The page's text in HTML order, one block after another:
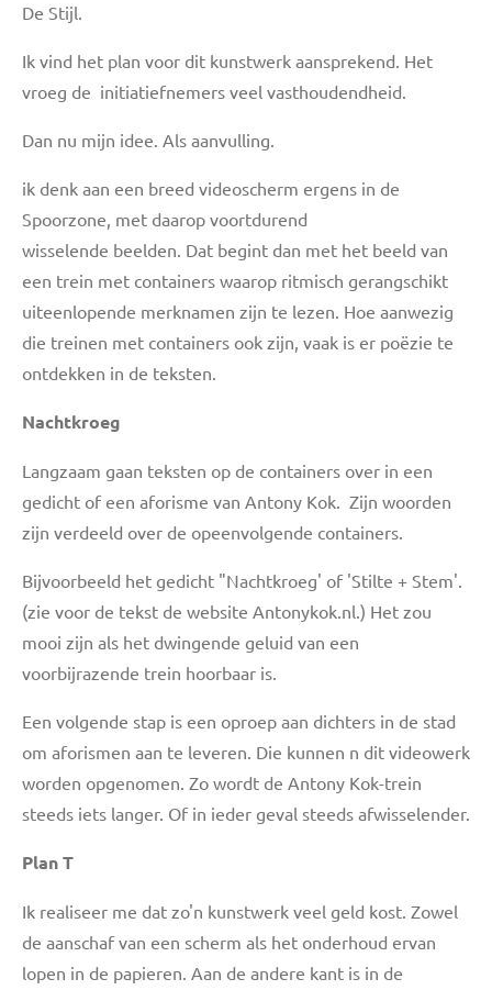
De Stijl.
Ik vind het plan voor dit kunstwerk aansprekend. Het
vroeg de initiatiefnemers veel vasthoudendheid.
Dan nu mijn idee. Als aanvulling.
ik denk aan een breed videoscherm ergens in de
Spoorzone, met daarop voortdurend
wisselende beelden. Dat begint dan met het beeld van
een trein met containers waarop ritmisch gerangschikt
uiteenlopende merknamen zijn te lezen. Hoe aanwezig
die treinen met containers ook zijn, vaak is er poëzie te
ontdekken in de teksten.
Nachtkroeg
Langzaam gaan teksten op de containers over in een
gedicht of een aforisme van Antony Kok. Zijn woorden
zijn verdeeld over de opeenvolgende containers.
Bijvoorbeeld het gedicht "Nachtkroeg' of 'Stilte + Stem'.
(zie voor de tekst de website Antonykok.nl.) Het zou
mooi zijn als het dwingende geluid van een
voorbijrazende trein hoorbaar is.
Een volgende stap is een oproep aan dichters in de stad
om aforismen aan te leveren. Die kunnen n dit videowerk
worden opgenomen. Zo wordt de Antony Kok-trein
steeds iets langer. Of in ieder geval steeds afwisselender.
Plan T
Ik realiseer me dat zo'n kunstwerk veel geld kost. Zowel
de aanschaf van een scherm als het onderhoud ervan
lopen in de papieren. Aan de andere kant is in de